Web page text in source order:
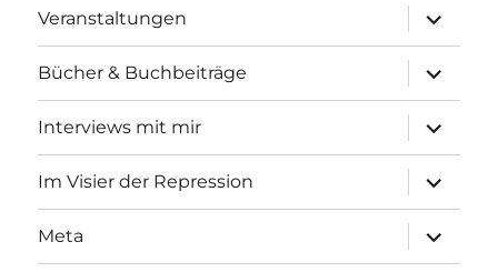
Veranstaltungen
anzeigen
Bücher & Buchbeiträge
anzeigen
Interviews mit mir
anzeigen
Im Visier der Repression
anzeigen
Meta
anzeigen